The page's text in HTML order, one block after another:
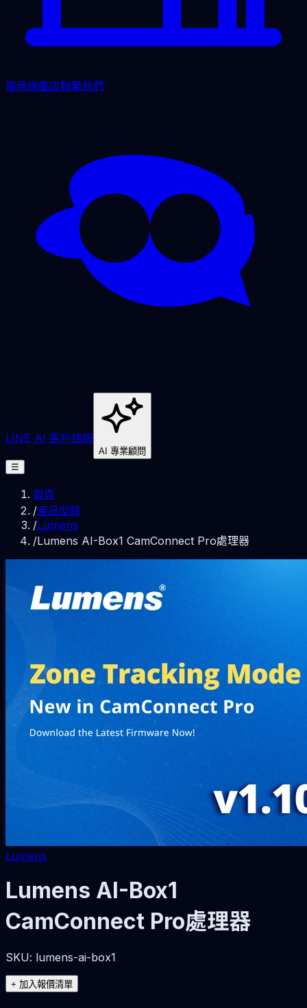
電商旗艦店聯繫我們
LINE AI 客戶諮詢
AI 專業顧問
☰
首頁
/產品型錄
/Lumens
/Lumens AI-Box1 CamConnect Pro處理器
Lumens
Lumens AI-Box1
CamConnect Pro處理器
SKU: lumens-ai-box1
+ 加入報價清單